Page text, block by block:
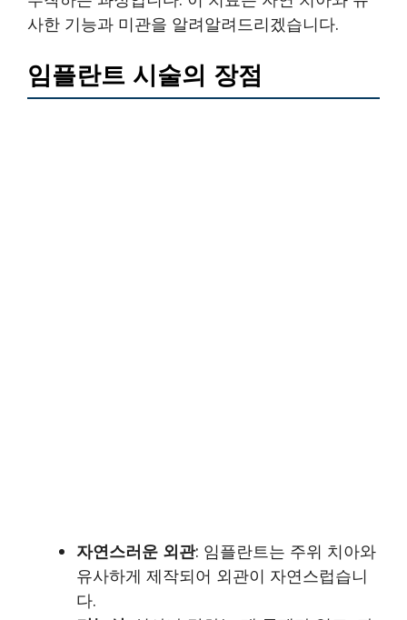
사한 기능과 미관을 알려알려드리겠습니다.
임플란트 시술의 장점
자연스러운 외관: 임플란트는 주위 치아와
유사하게 제작되어 외관이 자연스럽습니
다.